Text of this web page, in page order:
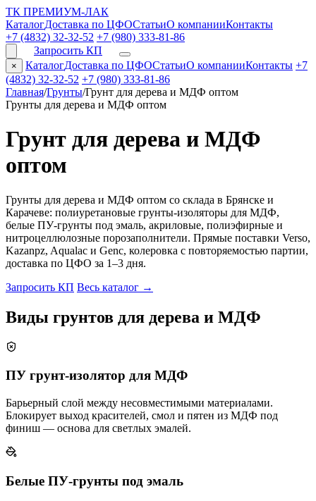
ТК ПРЕМИУМ-ЛАК
КаталогДоставка по ЦФОСтатьиО компанииКонтакты
+7 (4832) 32-32-52 +7 (980) 333-81-86
Запросить КП
× КаталогДоставка по ЦФОСтатьиО компанииКонтакты +7
(4832) 32-32-52 +7 (980) 333-81-86
Главная/Грунты/Грунт для дерева и МДФ оптом
Грунты для дерева и МДФ оптом
Грунт для дерева и МДФ
оптом
Грунты для дерева и МДФ оптом со склада в Брянске и
Карачеве: полиуретановые грунты-изоляторы для МДФ,
белые ПУ-грунты под эмаль, акриловые, полиэфирные и
нитроцеллюлозные порозаполнители. Прямые поставки Verso,
Kazanpz, Aqualac и Genc, колеровка с повторяемостью партии,
доставка по ЦФО за 1–3 дня.
Запросить КП Весь каталог →
Виды грунтов для дерева и МДФ
ПУ грунт-изолятор для МДФ
Барьерный слой между несовместимыми материалами.
Блокирует выход красителей, смол и пятен из МДФ под
финиш — основа для светлых эмалей.
Белые ПУ-грунты под эмаль